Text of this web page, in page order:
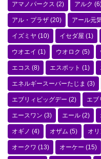
アマノパークス (2) アルク
アル・プラザ (20) アール元
イズミヤ (10) イセダ屋 (1)
ウオエイ (1) ウオロク (5)
エコス (8) エスポット (1)
エネルギースーパーたじま (3)
エブリィビッグデー (2) エブ
エースワン (3) エール (2)
オギノ (4) オザム (5) オ
オークワ (13) オーケー (15)